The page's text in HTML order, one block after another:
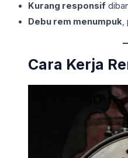
Kurang responsif
Debu rem menumpuk,
Cara Kerja